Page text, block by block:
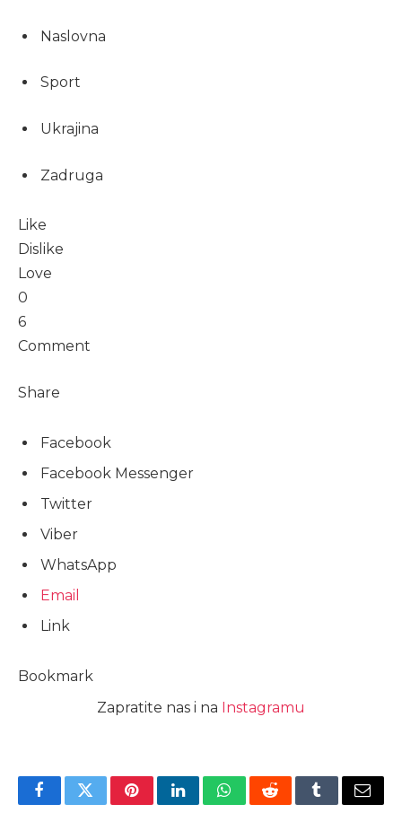
Naslovna
Sport
Ukrajina
Zadruga
Like
Dislike
Love
0
6
Comment
Share
Facebook
Facebook Messenger
Twitter
Viber
WhatsApp
Email
Link
Bookmark
Zapratite nas i na Instagramu
FacebookTwitterPinterestLinkedInWhatsAppRedditTumblrEmail